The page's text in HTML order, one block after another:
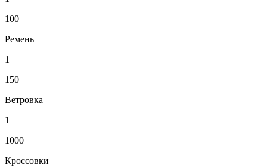
100
Ремень
1
150
Ветровка
1
1000
Кроссовки